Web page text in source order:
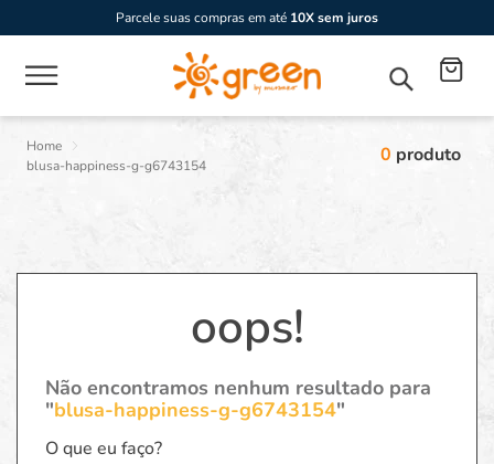
Parcele suas compras em até 10X sem juros
blusa-happiness-g-g6743154 0 produto
oops!
Não encontramos nenhum resultado para
"blusa-happiness-g-g6743154"
O que eu faço?